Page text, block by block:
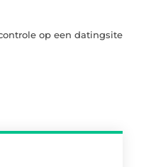
op een datingsite